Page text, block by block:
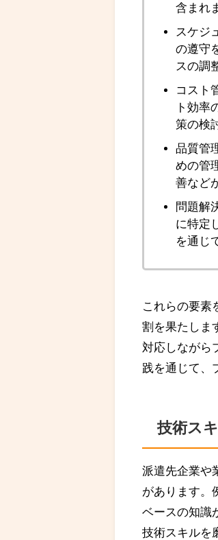
含まれ
スケジ
の遵守
スの調
コスト
ト効率
策の検
品質管
めの管
善など
問題解
に特定
を通じ
これらの要素
割を果たしま
対応しながら
践を通じて、
技術ス
派遣先企業や
があります。
ベースの知識
技術スキルを